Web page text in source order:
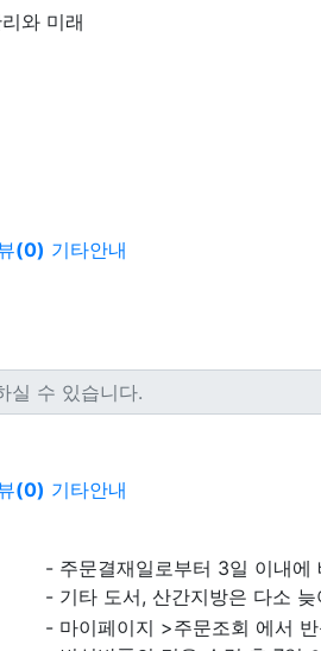
와 미래
(0) 기타안내
(0) 기타안내
- 주문결재일로부터 3일 이내에
- 기타 도서, 산간지방은 다소
- 마이페이지 >주문조회 에서